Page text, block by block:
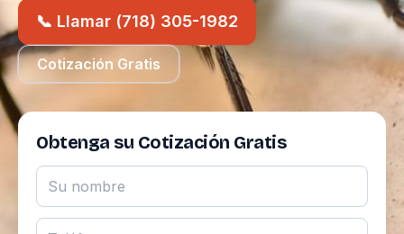
📞 Llamar (718) 305-1982
Cotización Gratis
Obtenga su Cotización Gratis